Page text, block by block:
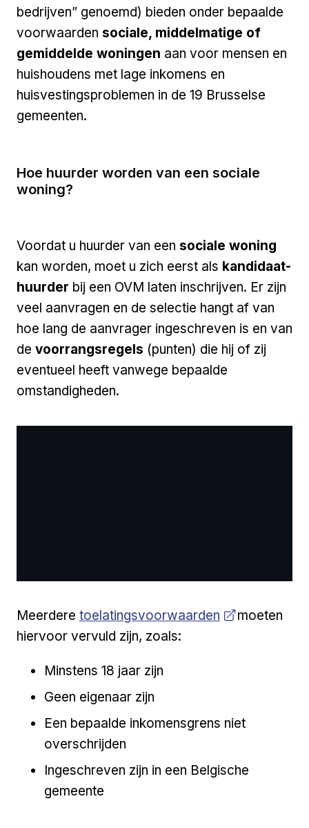
bedrijven” genoemd) bieden onder bepaalde
voorwaarden sociale, middelmatige of
gemiddelde woningen aan voor mensen en
huishoudens met lage inkomens en
huisvestingsproblemen in de 19 Brusselse
gemeenten.
Hoe huurder worden van een sociale
woning?
Voordat u huurder van een sociale woning
kan worden, moet u zich eerst als kandidaat-
huurder bij een OVM laten inschrijven. Er zijn
veel aanvragen en de selectie hangt af van
hoe lang de aanvrager ingeschreven is en van
de voorrangsregels (punten) die hij of zij
eventueel heeft vanwege bepaalde
omstandigheden.
Meerdere Open a new venster
toelatingsvoorwaarden
moeten
hiervoor vervuld zijn, zoals:
Minstens 18 jaar zijn
Geen eigenaar zijn
Een bepaalde inkomensgrens niet
overschrijden
Ingeschreven zijn in een Belgische
gemeente